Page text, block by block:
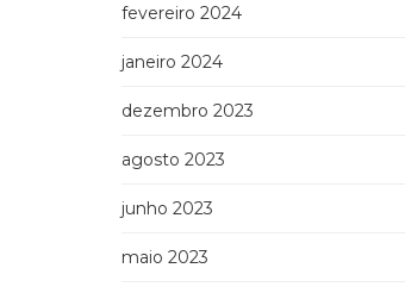
fevereiro 2024
janeiro 2024
dezembro 2023
agosto 2023
junho 2023
maio 2023